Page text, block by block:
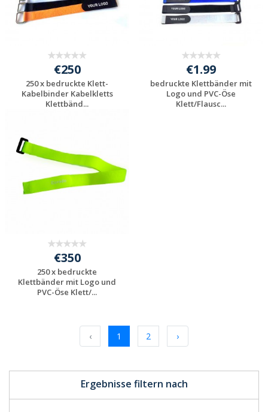
Ergebnisse filtern nach
€250
250 x bedruckte Klett-
Kabelbinder Kabelkletts
Klettbänd...
anfragen
€1.99
bedruckte Klettbänder mit
Logo und PVC-Öse
Klett/Flausc...
€350
250 x bedruckte
Klettbänder mit Logo und
PVC-Öse Klett/...
‹ 1 2 ›